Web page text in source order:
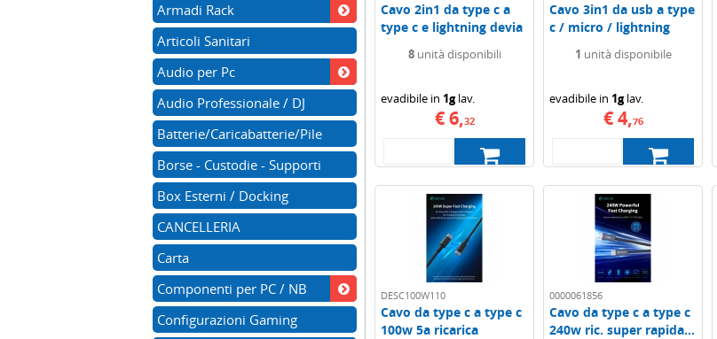
Cavo 2in1 da type c a
type c e lightning devia
8unità disponibili
evadibile in 1glav.
€ 6,32
Cavo 3in1 da usb a type
c / micro / lightning
1 unità disponibile
evadibile in 1glav.
€ 4,76
DESC100W110
Cavo da type c a type c
100w 5a ricarica
0000061856
Cavo da type c a type c
240w ric. super rapida...
Armadi Rack
Articoli Sanitari
Audio per Pc
Audio Professionale / DJ
Batterie/Caricabatterie/Pile
Borse - Custodie - Supporti
Box Esterni / Docking
CANCELLERIA
Carta
Componenti per PC / NB
Configurazioni Gaming